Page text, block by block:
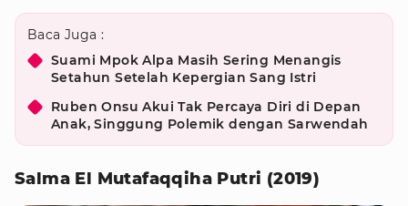
Baca Juga :
Suami Mpok Alpa Masih Sering Menangis
Setahun Setelah Kepergian Sang Istri
Ruben Onsu Akui Tak Percaya Diri di Depan
Anak, Singgung Polemik dengan Sarwendah
Salma El Mutafaqqiha Putri (2019)